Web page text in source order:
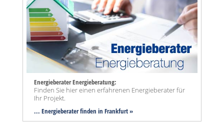
Energieberater Energieberatung:
Finden Sie hier einen erfahrenen Energieberater für
Ihr Projekt.
... Energieberater finden in Frankfurt »